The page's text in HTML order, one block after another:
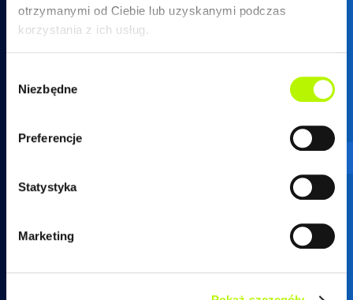
otrzymanymi od Ciebie lub uzyskanymi podczas
korzystania z ich usług.
zgody
Niezbędne
Preferencje
Statystyka
Marketing
17 250 26 37